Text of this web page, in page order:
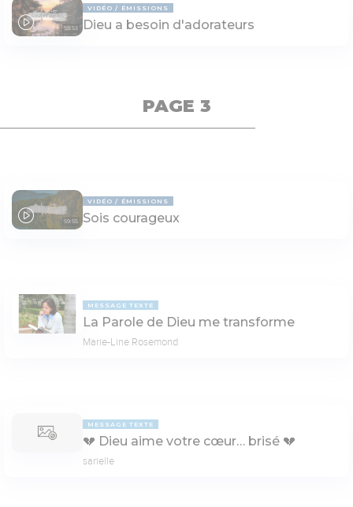
59:53
VIDÉO ÉMISSIONS
Dieu a besoin d'adorateurs
PAGE 3
59:55
VIDÉO ÉMISSIONS
Sois courageux
MESSAGE TEXTE
La Parole de Dieu me transforme
Marie-Line Rosemond
MESSAGE TEXTE
💔 Dieu aime votre cœur… brisé 💔
sarielle